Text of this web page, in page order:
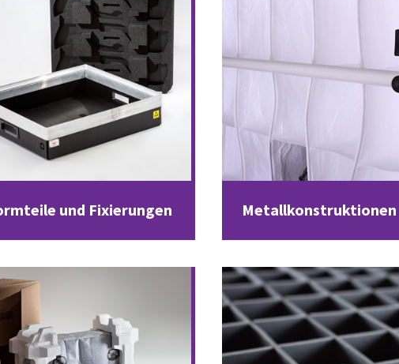
und Fixierungen Metallkonstruktionen